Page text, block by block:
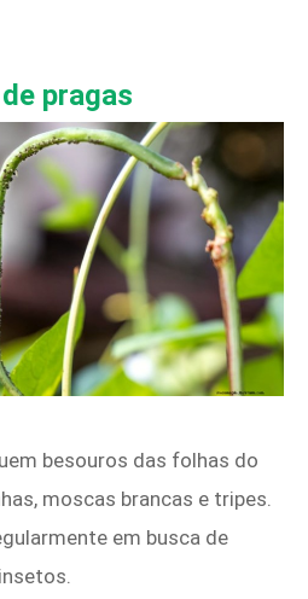
pragas
besouros das folhas do
moscas brancas e tripes.
em busca de